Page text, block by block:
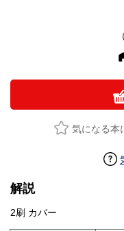
気になる本
解説
2刷 カバー